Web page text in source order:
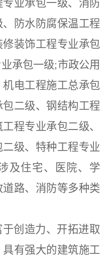
业承包一级、消防
防水防腐保温工程
装饰工程专业承包
承包一级;市政公用
电工程施工总承包
二级、钢结构工程
程专业承包二级、
级、特种工程专业
及住宅、医院、学
路、消防等多种类
创造力、开拓进取
有强大的建筑施工